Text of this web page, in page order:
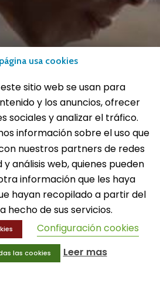
física
usa cookies
sitio web se usan para
y los anuncios, ofrecer
sociales y analizar el tráfico.
información sobre el uso que
nuestros partners de redes
análisis web, quienes pueden
información que les haya
hayan recopilado a partir del
hecho de sus servicios.
Configuración cookies
las cookies Leer mas